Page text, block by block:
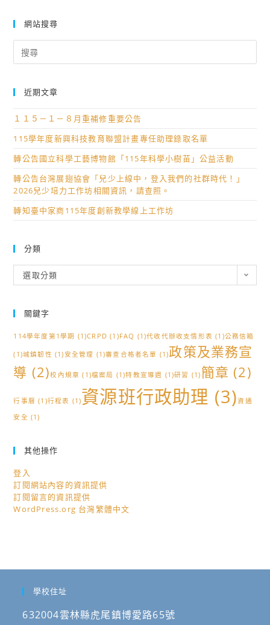
網站搜尋
for:
近期文章
１１５－１－８月重補修重要公告
115學年度新興科技教育聯盟計畫專任助理錄取名單
轉公告國立科學工藝博物館「115年科學小樹苗」公益活動
轉公告台灣展翅協會「兒少上線中，登入我們的社群時代！」
2026兒少培力工作坊相關資訊，請查照。
轉知臺中家商115年度創新教學線上工作坊
分類
類
選取分類
關鍵字
114學年度第1學期 (1)CRPD (1)FAQ (1)代收代辦收支情形表 (1)公務信箱
(1)城鎮韌性 (1)安全管理 (1)審查合格者名單 (1)政策及業務宣
導 (2)校內規章 (1)檔案局 (1)特教宣導週 (1)研習 (1) 簡章 (2)
行事曆 (1)行程表 (1)資源班行政助理 (3)資通
安全 (1)
其他操作
登入
訂閱網站內容的資訊提供
訂閱留言的資訊提供
WordPress.org 台灣繁體中文
學校住址
632004雲林縣虎尾鎮博愛路65號